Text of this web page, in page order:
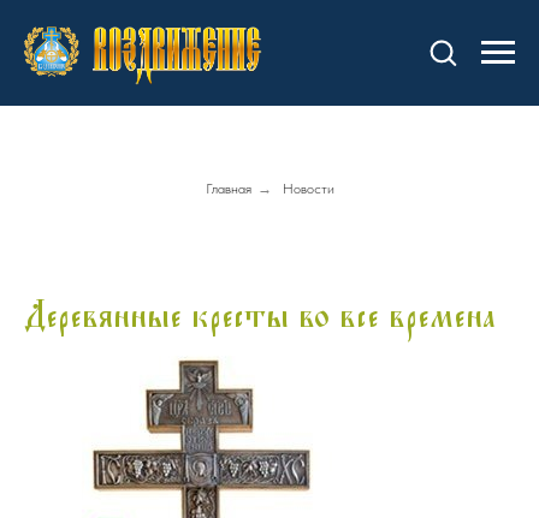
Главная → Новости
Деревянные кресты во все времена